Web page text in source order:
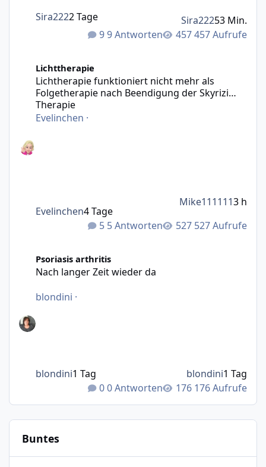
9 Antworten 457 Aufrufe
Sira2222 Tage Sira22253 Min.
Lichttherapie
Lichtherapie funktioniert nicht mehr als
Folgetherapie nach Beendigung der Skyrizi
Therapie
Evelinchen ·
5 Antworten 527 Aufrufe
Evelinchen4 Tage
Mike1111113 h
Psoriasis arthritis
Nach langer Zeit wieder da
blondini ·
0 Antworten 176 Aufrufe
blondini1 Tag blondini1 Tag
Buntes